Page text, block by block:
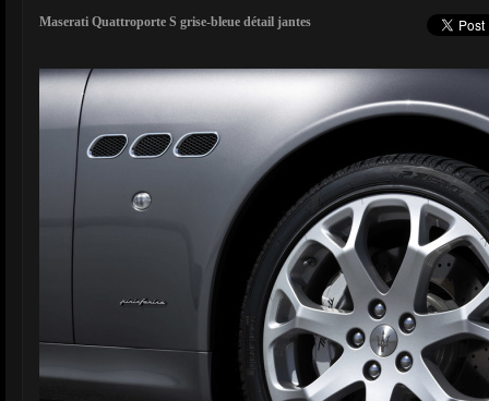
Maserati Quattroporte S grise-bleue détail jantes